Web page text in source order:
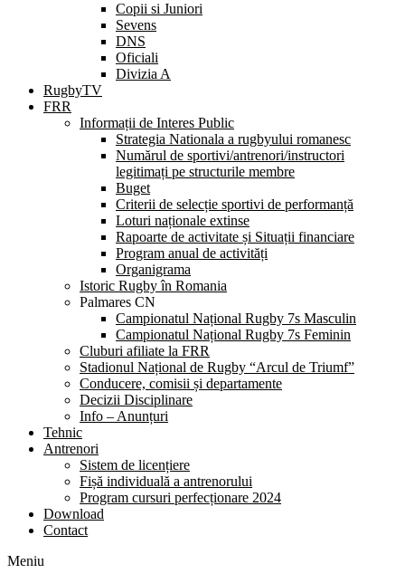
Copii si Juniori
Sevens
DNS
Oficiali
Divizia A
RugbyTV
FRR
Informații de Interes Public
Strategia Nationala a rugbyului romanesc
Numărul de sportivi/antrenori/instructori
legitimați pe structurile membre
Buget
Criterii de selecție sportivi de performanță
Loturi naționale extinse
Rapoarte de activitate și Situații financiare
Program anual de activități
Organigrama
Istoric Rugby în Romania
Palmares CN
Campionatul Național Rugby 7s Masculin
Campionatul Național Rugby 7s Feminin
Cluburi afiliate la FRR
Stadionul Național de Rugby “Arcul de Triumf”
Conducere, comisii și departamente
Decizii Disciplinare
Info – Anunțuri
Tehnic
Antrenori
Sistem de licențiere
Fișă individuală a antrenorului
Program cursuri perfecționare 2024
Download
Contact
Meniu